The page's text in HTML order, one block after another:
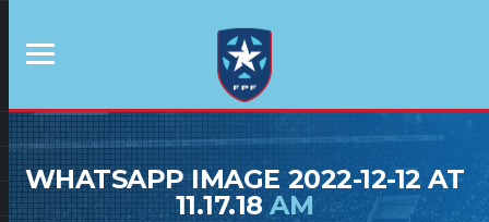
WHATSAPP IMAGE 2022-12-12 AT
11.17.18AM